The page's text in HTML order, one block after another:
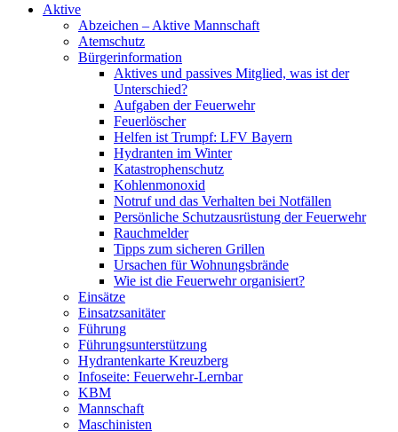
Aktive
Abzeichen – Aktive Mannschaft
Atemschutz
Bürgerinformation
Aktives und passives Mitglied, was ist der
Unterschied?
Aufgaben der Feuerwehr
Feuerlöscher
Helfen ist Trumpf: LFV Bayern
Hydranten im Winter
Katastrophenschutz
Kohlenmonoxid
Notruf und das Verhalten bei Notfällen
Persönliche Schutzausrüstung der Feuerwehr
Rauchmelder
Tipps zum sicheren Grillen
Ursachen für Wohnungsbrände
Wie ist die Feuerwehr organisiert?
Einsätze
Einsatzsanitäter
Führung
Führungsunterstützung
Hydrantenkarte Kreuzberg
Infoseite: Feuerwehr-Lernbar
KBM
Mannschaft
Maschinisten